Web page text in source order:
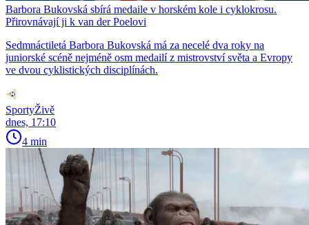
Barbora Bukovská sbírá medaile v horském kole i cyklokrosu.
Přirovnávají ji k van der Poelovi
Sedmnáctiletá Barbora Bukovská má za necelé dva roky na
juniorské scéně nejméně osm medailí z mistrovství světa a Evropy
ve dvou cyklistických disciplínách.
SportyŽivě
dnes, 17:10
4 min